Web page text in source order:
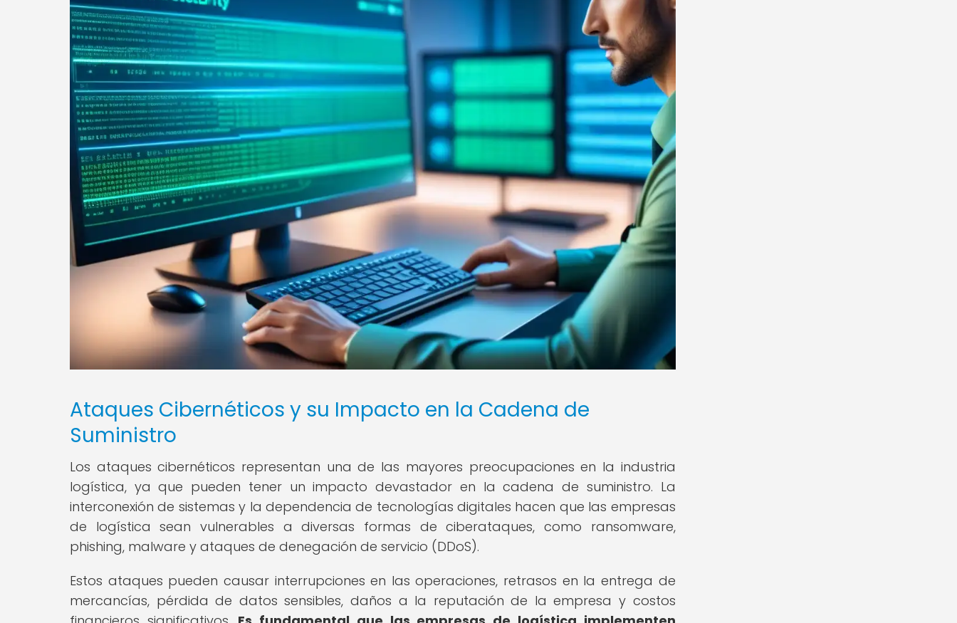
Ataques Cibernéticos y su Impacto en la Cadena de
Suministro
Los ataques cibernéticos representan una de las mayores preocupaciones en la industria
logística, ya que pueden tener un impacto devastador en la cadena de suministro. La
interconexión de sistemas y la dependencia de tecnologías digitales hacen que las empresas
de logística sean vulnerables a diversas formas de ciberataques, como ransomware,
phishing, malware y ataques de denegación de servicio (DDoS).
Estos ataques pueden causar interrupciones en las operaciones, retrasos en la entrega de
mercancías, pérdida de datos sensibles, daños a la reputación de la empresa y costos